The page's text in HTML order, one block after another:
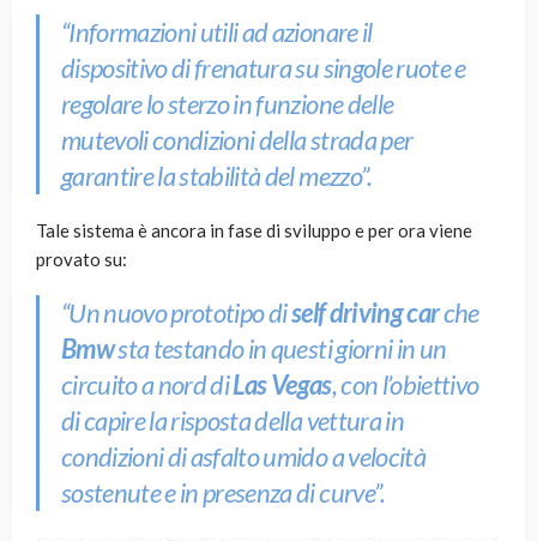
“Informazioni utili ad azionare il
dispositivo di frenatura su singole ruote e
regolare lo sterzo in funzione delle
mutevoli condizioni della strada per
garantire la stabilità del mezzo”.
Tale sistema è ancora in fase di sviluppo e per ora viene
provato su:
“Un nuovo prototipo diself driving carche
Bmwsta testando in questi giorni in un
circuito a nord diLas Vegas, con l’obiettivo
di capire la risposta della vettura in
condizioni di asfalto umido a velocità
sostenute e in presenza di curve”.